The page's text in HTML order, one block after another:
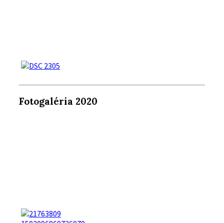
Fotogaléria 2020